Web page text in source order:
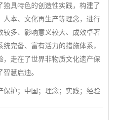
独具特色的创造性实践，构建了
人本、文化再生产等理念，进行
较多、影响意义较大、成效卓著
完备、富有活力的措施体系，
，走在了世界非物质文化遗产保
慧启迪。
保护；中国；理念；实践；经验